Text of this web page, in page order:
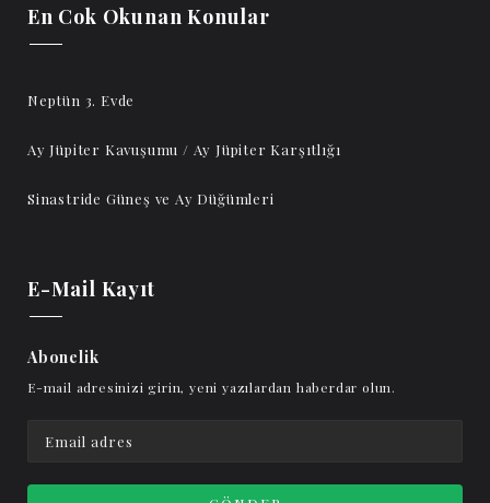
En Cok Okunan Konular
Neptün 3. Evde
Ay Jüpiter Kavuşumu / Ay Jüpiter Karşıtlığı
Sinastride Güneş ve Ay Düğümleri
E-Mail Kayıt
Abonelik
E-mail adresinizi girin, yeni yazılardan haberdar olun.